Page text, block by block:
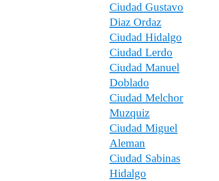
Ciudad Gustavo
Diaz Ordaz
Ciudad Hidalgo
Ciudad Lerdo
Ciudad Manuel
Doblado
Ciudad Melchor
Muzquiz
Ciudad Miguel
Aleman
Ciudad Sabinas
Hidalgo